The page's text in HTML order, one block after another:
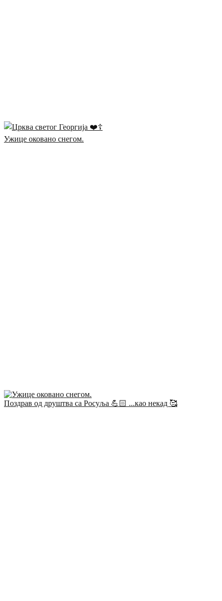
Ужице оковано снегом.
Поздрав од друштва са Росуља 💪🏻 ...као некад 🥰